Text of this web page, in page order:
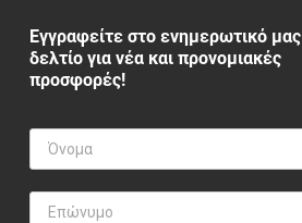
Εγγραφείτε στο ενημερωτικό μας
δελτίο για νέα και προνομιακές
προσφορές!